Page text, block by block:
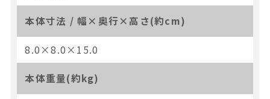
本体寸法 / 幅×奥行×高さ(約cm)
8.0×8.0×15.0
本体重量(約kg)